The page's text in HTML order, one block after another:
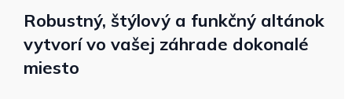
Robustný, štýlový a funkčný altánok
vytvorí vo vašej záhrade dokonalé
miesto